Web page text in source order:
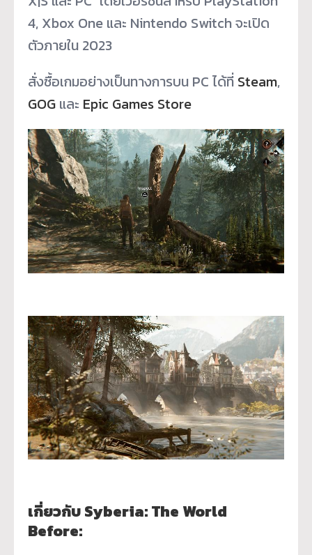
4, Xbox One และ Nintendo Switch จะเปิด
ตัวภายใน 2023
สั่งซื้อเกมอย่างเป็นทางการบน PC ได้ที่ Steam,
GOG และ Epic Games Store
เกี่ยวกับ Syberia: The World
Before: